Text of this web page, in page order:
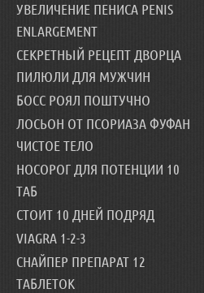
УВЕЛИЧЕНИЕ ПЕНИСА PENIS
ENLARGEMENT
СЕКРЕТНЫЙ РЕЦЕПТ ДВОРЦА
ПИЛЮЛИ ДЛЯ МУЖЧИН
БОСС РОЯЛ ПОШТУЧНО
ЛОСЬОН ОТ ПСОРИАЗА ФУФАН
ЧИСТОЕ ТЕЛО
НОСОРОГ ДЛЯ ПОТЕНЦИИ 10
ТАБ
СТОИТ 10 ДНЕЙ ПОДРЯД
VIAGRA 1-2-3
СНАЙПЕР ПРЕПАРАТ 12
ТАБЛЕТОК